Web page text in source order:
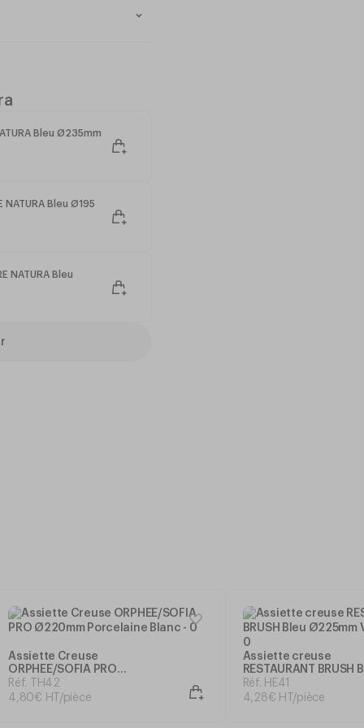
Bleu Ø235mm
NATURA Bleu Ø195
NATURA Bleu
Assiette Creuse
ORPHEE/SOFIA PRO
Ø220mm Porcelaine Blanc
Réf. TH42
4,80€ HT/pièce
Assiette creuse
RESTAURANT BRUSH
Ø225mm Verre
Réf. HE41
4,28€ HT/pièce